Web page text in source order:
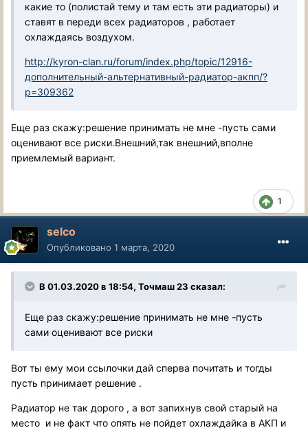
какие то (полистай тему и там есть эти радиаторы) и
ставят в переди всех радиаторов , работает
охлаждаясь воздухом.
http://kyron-clan.ru/forum/index.php/topic/12916-
дополнительный-альтернативный-радиатор-акпп/?
p=309362
Еще раз скажу:решение принимать не мне -пусть сами
оценивают все риски.Внешний,так внешний,вполне
приемлемый вариант.
1
selco
Опубликовано 1 марта, 2020
В 01.03.2020 в 18:54, Точмаш 23 сказал:
Еще раз скажу:решение принимать не мне -пусть
сами оценивают все риски
Вот ты ему мои ссылочки дай сперва почитать и тогды
пусть принимает решение .
Радиатор не так дорого , а вот запихнув свой старый на
место и не факт что опять не пойдет охлаждайка в АКП и